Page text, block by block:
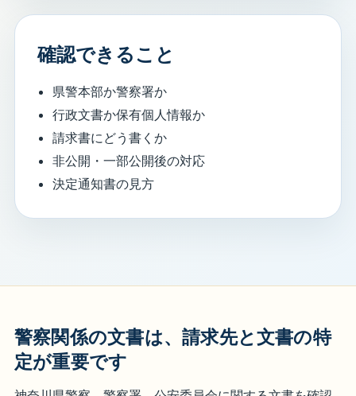
確認できること
県警本部か警察署か
行政文書か保有個人情報か
請求書にどう書くか
非公開・一部公開後の対応
決定通知書の見方
警察関係の文書は、請求先と文書の特
定が重要です